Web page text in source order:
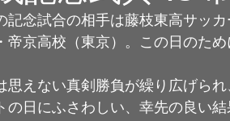
記念試合の相手は藤枝東高サッ
京高校（東京）。この日のため
えない真剣勝負が繰り広げられ
日にふさわしい、幸先の良い結